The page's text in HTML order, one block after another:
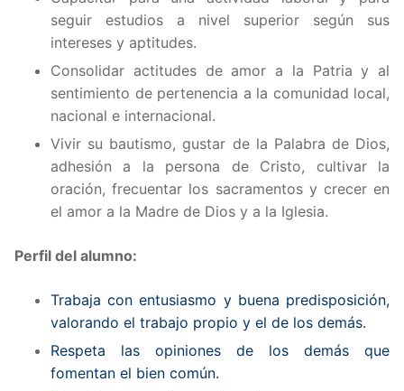
seguir estudios a nivel superior según sus
intereses y aptitudes.
Consolidar actitudes de amor a la Patria y al
sentimiento de pertenencia a la comunidad local,
nacional e internacional.
Vivir su bautismo, gustar de la Palabra de Dios,
adhesión a la persona de Cristo, cultivar la
oración, frecuentar los sacramentos y crecer en
el amor a la Madre de Dios y a la Iglesia.
Perfil del alumno:
Trabaja con entusiasmo y buena predisposición,
valorando el trabajo propio y el de los demás.
Respeta las opiniones de los demás que
fomentan el bien común.